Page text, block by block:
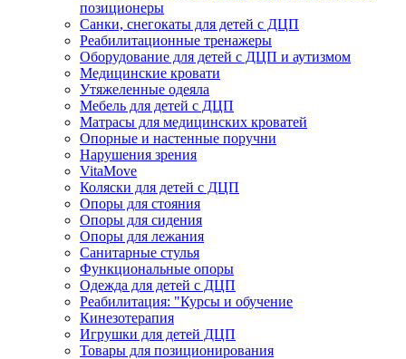
позиционеры
Санки, снегокаты для детей с ДЦП
Реабилитационные тренажеры
Оборудование для детей с ДЦП и аутизмом
Медицинские кровати
Утяжеленные одеяла
Мебель для детей с ДЦП
Матрасы для медицинских кроватей
Опорные и настенные поручни
Нарушения зрения
VitaMove
Коляски для детей с ДЦП
Опоры для стояния
Опоры для сидения
Опоры для лежания
Санитарные стулья
Функциональные опоры
Одежда для детей с ДЦП
Реабилитация: "Курсы и обучение
Кинезотерапия
Игрушки для детей ДЦП
Товары для позиционирования